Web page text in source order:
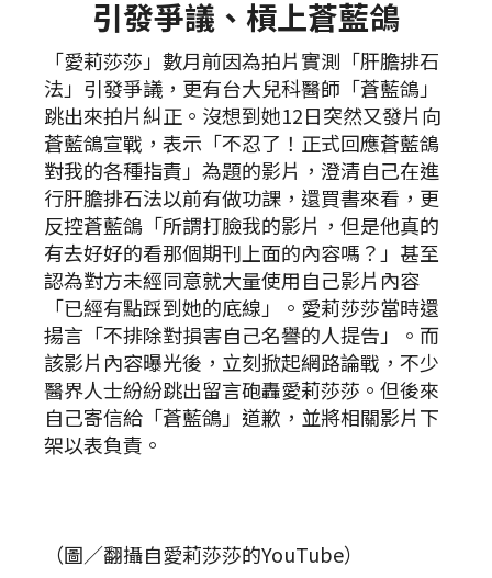
引發爭議、槓上蒼藍鴿
「愛莉莎莎」數月前因為拍片實測「肝膽排石
法」引發爭議，更有台大兒科醫師「蒼藍鴿」
跳出來拍片糾正。沒想到她12日突然又發片向
蒼藍鴿宣戰，表示「不忍了！正式回應蒼藍鴿
對我的各種指責」為題的影片，澄清自己在進
行肝膽排石法以前有做功課，還買書來看，更
反控蒼藍鴿「所謂打臉我的影片，但是他真的
有去好好的看那個期刊上面的內容嗎？」甚至
認為對方未經同意就大量使用自己影片內容
「已經有點踩到她的底線」。愛莉莎莎當時還
揚言「不排除對損害自己名譽的人提告」。而
該影片內容曝光後，立刻掀起網路論戰，不少
醫界人士紛紛跳出留言砲轟愛莉莎莎。但後來
自己寄信給「蒼藍鴿」道歉，並將相關影片下
架以表負責。
（圖／翻攝自愛莉莎莎的YouTube）